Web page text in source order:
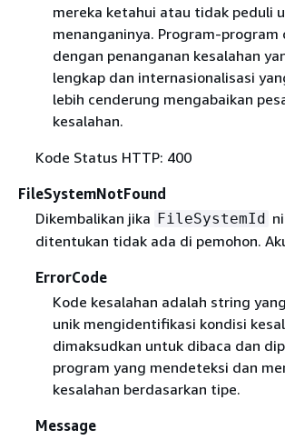
mereka ketahui atau tidak peduli
menanganinya. Program-program
dengan penanganan kesalahan
lengkap dan internasionalisasi
lebih cenderung mengabaikan
kesalahan.
Kode Status HTTP: 400
FileSystemNotFound
Dikembalikan jika FileSystemId
ditentukan tidak ada di pemohon.
ErrorCode
Kode kesalahan adalah string
unik mengidentifikasi kondisi
dimaksudkan untuk dibaca dan
program yang mendeteksi dan
kesalahan berdasarkan tipe.
Message